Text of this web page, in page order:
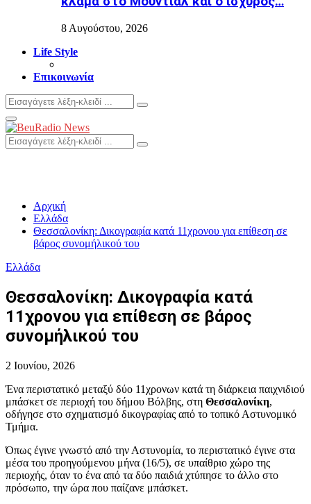
8 Αυγούστου, 2026
Life Style
Επικοινωνία
Search
for:
Search
Primary
Menu
Search
for:
Search
Αρχική
Ελλάδα
Θεσσαλονίκη: Δικογραφία κατά 11χρονου για επίθεση σε
βάρος συνομήλικού του
Ελλάδα
Θεσσαλονίκη: Δικογραφία κατά
11χρονου για επίθεση σε βάρος
συνομήλικού του
2 Ιουνίου, 2026
Ένα περιστατικό μεταξύ δύο 11χρονων κατά τη διάρκεια παιχνιδιού
μπάσκετ σε περιοχή του δήμου Βόλβης, στη Θεσσαλονίκη,
οδήγησε στο σχηματισμό δικογραφίας από το τοπικό Αστυνομικό
Τμήμα.
Όπως έγινε γνωστό από την Αστυνομία, το περιστατικό έγινε στα
μέσα του προηγούμενου μήνα (16/5), σε υπαίθριο χώρο της
περιοχής, όταν το ένα από τα δύο παιδιά χτύπησε το άλλο στο
πρόσωπο, την ώρα που παίζανε μπάσκετ.